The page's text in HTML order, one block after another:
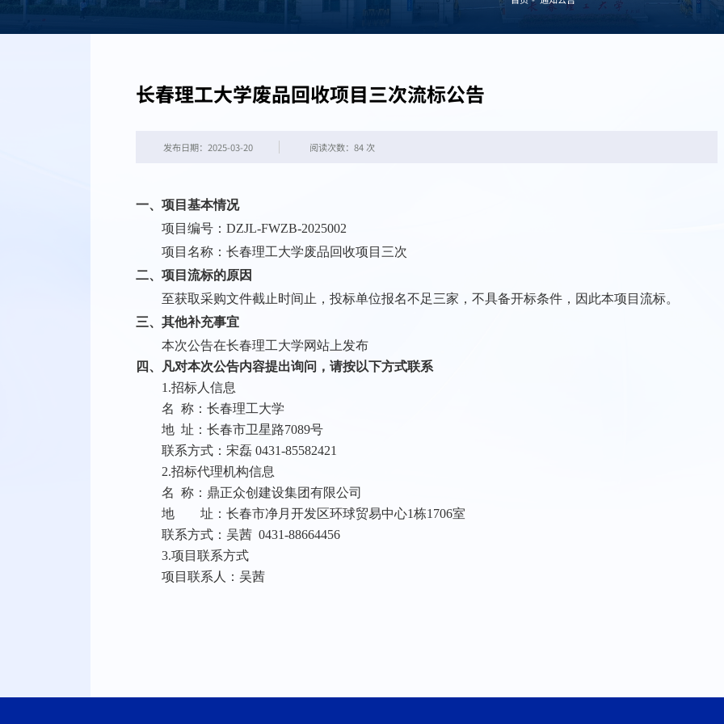
长春理工大学废品回收项目三次流标公告
发布日期：2025-03-20 阅读次数： 84 次
一、项目基本情况
项目编号： DZJL-FWZB-2025002
项目名称： 长春理工大学废品回收项目 三次
二、项目 流标的原因
至获取采购文件截止时间止，投标单位报名不足三家，不具备开标条件，因此本项目流标。
三、 其他补充事宜
本次公告在长春理工大学网站上发布
四、
凡对本次公告内容提出询问，请按以下方式联系
1.招标 人信息
名 称：长春理工大学
地 址：长春市卫星路7089号
联系方式：宋磊 0431-85582421
2.招标代理机构信息
名 称：鼎正众创建设集团有限公司
地 址：长春市净月开发区环球贸易中心1栋1706室
联系方式：吴茜 0431-88664456
3.项目联系方式
项目联系人：吴茜